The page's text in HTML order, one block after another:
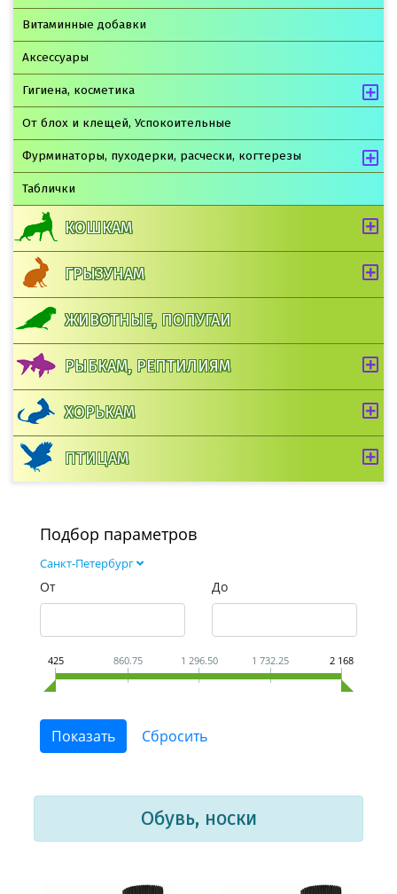
Витаминные добавки
Аксессуары
Гигиена, косметика
От блох и клещей, Успокоительные
Фурминаторы, пуходерки, расчески, когтерезы
Таблички
КОШКАМ
ГРЫЗУНАМ
ЖИВОТНЫЕ, ПОПУГАИ
РЫБКАМ, РЕПТИЛИЯМ
ХОРЬКАМ
ПТИЦАМ
Подбор параметров
Санкт-Петербург
От До
425 860.75 1 296.50 1 732.25 2 168
Обувь, носки